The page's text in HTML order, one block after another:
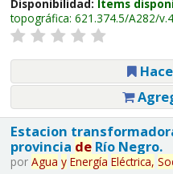
Disponibilidad: Ítems
topográfica: 621.374.5/A282/v.4
Estacion
provincia deRío Negro.
por Agua y Energía Eléctrica,